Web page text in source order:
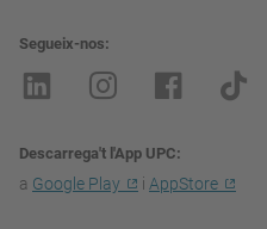
Segueix-nos
Descarrega't l'App UPC
a Google Play i AppStore